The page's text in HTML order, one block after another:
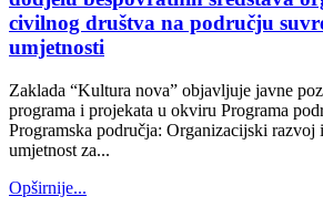
civilnog društva na području
umjetnosti
Zaklada “Kultura nova” objavljuje javne
programa i projekata u okviru Programa
Programska područja: Organizacijski razvoj
umjetnost za...
Opširnije...